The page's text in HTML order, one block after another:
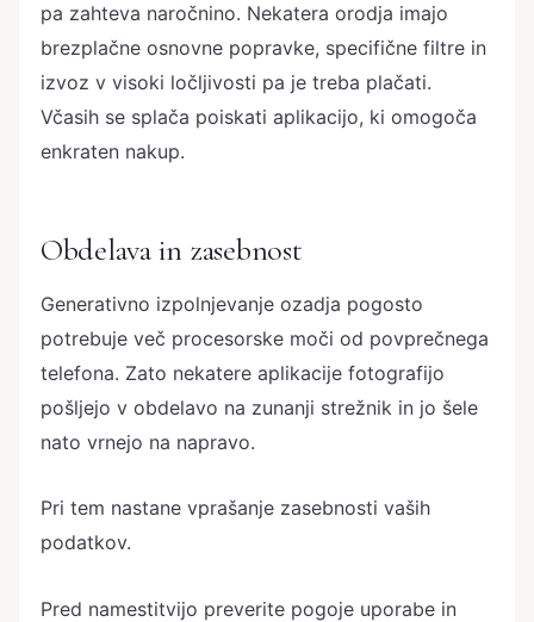
pa zahteva naročnino. Nekatera orodja imajo
brezplačne osnovne popravke, specifične filtre in
izvoz v visoki ločljivosti pa je treba plačati.
Včasih se splača poiskati aplikacijo, ki omogoča
enkraten nakup.
Obdelava in zasebnost
Generativno izpolnjevanje ozadja pogosto
potrebuje več procesorske moči od povprečnega
telefona. Zato nekatere aplikacije fotografijo
pošljejo v obdelavo na zunanji strežnik in jo šele
nato vrnejo na napravo.
Pri tem nastane vprašanje zasebnosti vaših
podatkov.
Pred namestitvijo preverite pogoje uporabe in